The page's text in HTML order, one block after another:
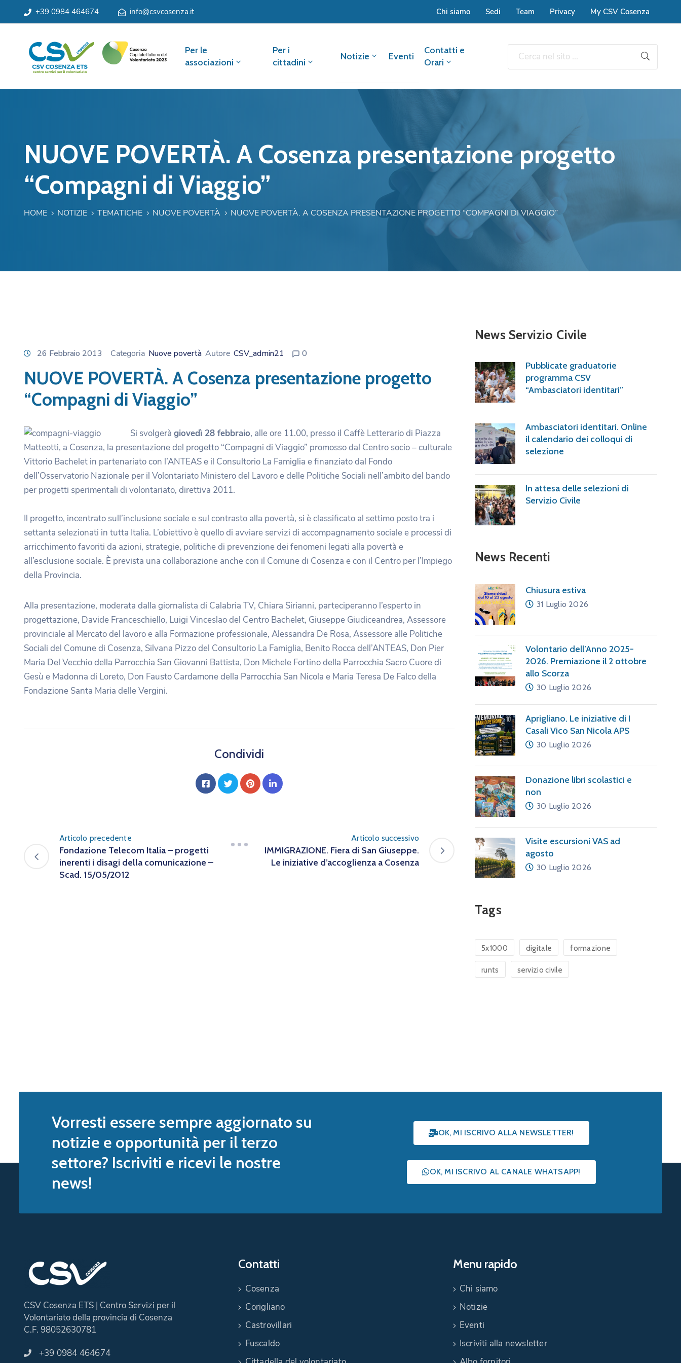
+39 0984 464674 info@csvcosenza.it Chi siamo Sedi Team Privacy My CSV Cosenza
Per le
associazioni
Per i
cittadini
Notizie Eventi
Contatti e
Orari
NUOVE POVERTÀ. A Cosenza presentazione progetto
“Compagni di Viaggio”
HOME NOTIZIE TEMATICHE NUOVE POVERTÀ NUOVE POVERTÀ. A COSENZA PRESENTAZIONE PROGETTO “COMPAGNI DI VIAGGIO”
26 Febbraio 2013 Categoria Nuove povertà Autore CSV_admin21 0
NUOVE POVERTÀ. A Cosenza presentazione progetto
“Compagni di Viaggio”
Si svolgerà giovedì 28 febbraio, alle ore 11.00, presso il Caffè Letterario di Piazza
Matteotti, a Cosenza, la presentazione del progetto “Compagni di Viaggio” promosso dal Centro socio – culturale
Vittorio Bachelet in partenariato con l’ANTEAS e il Consultorio La Famiglia e finanziato dal Fondo
dell’Osservatorio Nazionale per il Volontariato Ministero del Lavoro e delle Politiche Sociali nell’ambito del bando
per progetti sperimentali di volontariato, direttiva 2011.
Il progetto, incentrato sull’inclusione sociale e sul contrasto alla povertà, si è classificato al settimo posto tra i
settanta selezionati in tutta Italia. L’obiettivo è quello di avviare servizi di accompagnamento sociale e processi di
arricchimento favoriti da azioni, strategie, politiche di prevenzione dei fenomeni legati alla povertà e
all’esclusione sociale. È prevista una collaborazione anche con il Comune di Cosenza e con il Centro per l’Impiego
della Provincia.
Alla presentazione, moderata dalla giornalista di Calabria TV, Chiara Sirianni, parteciperanno l’esperto in
progettazione, Davide Franceschiello, Luigi Vinceslao del Centro Bachelet, Giuseppe Giudiceandrea, Assessore
provinciale al Mercato del lavoro e alla Formazione professionale, Alessandra De Rosa, Assessore alle Politiche
Sociali del Comune di Cosenza, Silvana Pizzo del Consultorio La Famiglia, Benito Rocca dell’ANTEAS, Don Pier
Maria Del Vecchio della Parrocchia San Giovanni Battista, Don Michele Fortino della Parrocchia Sacro Cuore di
Gesù e Madonna di Loreto, Don Fausto Cardamone della Parrocchia San Nicola e Maria Teresa De Falco della
Fondazione Santa Maria delle Vergini.
Condividi
Articolo precedente
Fondazione Telecom Italia – progetti
inerenti i disagi della comunicazione –
Scad. 15/05/2012
Articolo successivo
IMMIGRAZIONE. Fiera di San Giuseppe.
Le iniziative d’accoglienza a Cosenza
News Servizio Civile
Pubblicate graduatorie
programma CSV
“Ambasciatori identitari”
Ambasciatori identitari. Online
il calendario dei colloqui di
selezione
In attesa delle selezioni di
Servizio Civile
News Recenti
Chiusura estiva
31 Luglio 2026
Volontario dell’Anno 2025-
2026. Premiazione il 2 ottobre
allo Scorza
30 Luglio 2026
Aprigliano. Le iniziative di I
Casali Vico San Nicola APS
30 Luglio 2026
Donazione libri scolastici e
non
30 Luglio 2026
Visite escursioni VAS ad
agosto
30 Luglio 2026
Tags
5x1000 digitale formazione
runts servizio civile
Vorresti essere sempre aggiornato su
notizie e opportunità per il terzo
settore? Iscriviti e ricevi le nostre
news!
OK, MI ISCRIVO ALLA NEWSLETTER!
OK, MI ISCRIVO AL CANALE WHATSAPP!
CSV Cosenza ETS | Centro Servizi per il
Volontariato della provincia di Cosenza
C.F. 98052630781
+39 0984 464674
Contatti
Cosenza
Corigliano
Castrovillari
Fuscaldo
Menu rapido
Chi siamo
Notizie
Eventi
Iscriviti alla newsletter